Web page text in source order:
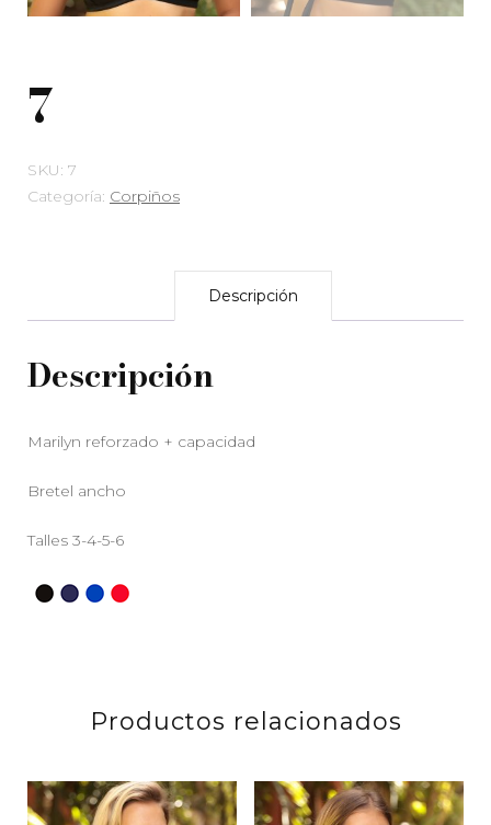
7
SKU: 7
Categoría: Corpiños
Descripción
Descripción
Marilyn reforzado + capacidad
Bretel ancho
Talles 3-4-5-6
Productos relacionados